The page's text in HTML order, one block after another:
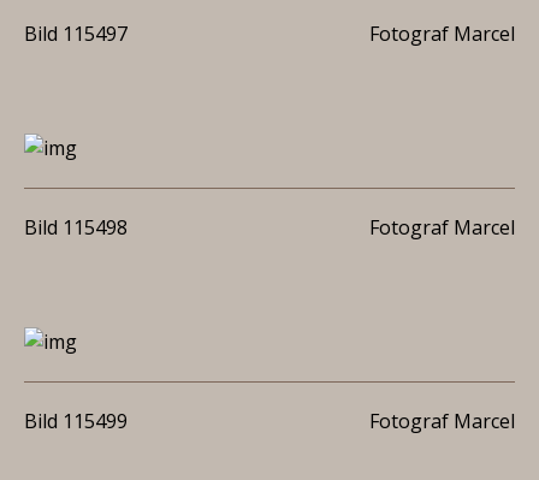
Bild 115497 Fotograf Marcel
Bild 115498 Fotograf Marcel
Bild 115499 Fotograf Marcel